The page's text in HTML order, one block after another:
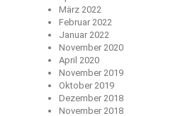
März 2022
Februar 2022
Januar 2022
November 2020
April 2020
November 2019
Oktober 2019
Dezember 2018
November 2018